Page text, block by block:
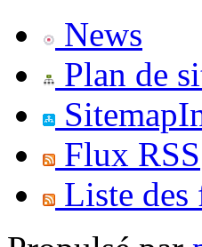
News
Plan de
Flux RSS
Liste